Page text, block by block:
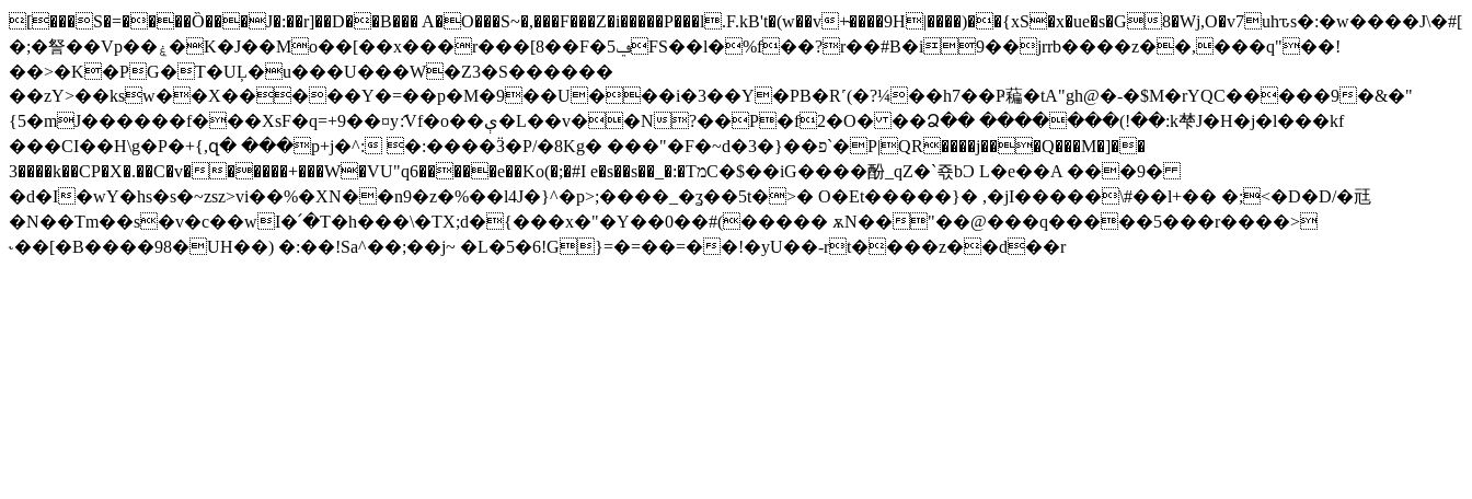
[���S�=����Ȍ���J�:��r]��D��B��� A�O���S~�,���F���Z�i�����P���l.F.kB't�(w��v+̴����9H|����)��{xS�x�ue�s�G8�Wj,O�v7uhԏs�:�w����J\�#[
�;�詧��Vp��ۼ�K�J��Mo��[��x���r���[8��F�ݠ5FS��l�%f��?r��#B�i9��jrrb����z��,���q"��!
��>�K�PG�T�UĻ�u���U���W�Z3�S������
��zY>��ksw��X�����Y�=��p�M�9��U���i�3��Y�PB�R˹(�?¼��h7��Ҏ藊�tA"gh@�-�$M�rYQC�����9�&�"
{5�mJ������f���XsF�q=+9��¤yަ:Vf�o��ې�L��v��N?��P�f2�O� ��Ձ�� �������(!��:k梺J�H�j�l���kf
���CI��H\g�P�+{,զ� ���p+j�^: �:����Ӟ�P/�8Kg� ���"�F�~d�3�}��פ`�P|QR����j���Q���M�]��
3����k��CP�X�.��C�v������+���W�VU"q6�����e��Ko(�;�#I e�s��s��_�:�TמC�$��iG����酚_qZ�`죣bϽ L�e��A ���9�
�d�I�wY�hs�s�~zsz>vi��%�XN��n9�z�%��l4J�}^�p>;����_�ʓ��5t�>� O�Et�����}� ,�jI�����\#��l+�� �;<�D�D/�㒬
�N��Tm��s�v�c��wI�՛�T�һ���\�TX;d�{���x�"�Y��0��#(����� ѫN��"��@���q�����5���r����>
˞��[�B����98�UH��) �:��!Sa^��;��j~ �L�5�6!G}=�=��=��!�yU��-rt����z��d��r